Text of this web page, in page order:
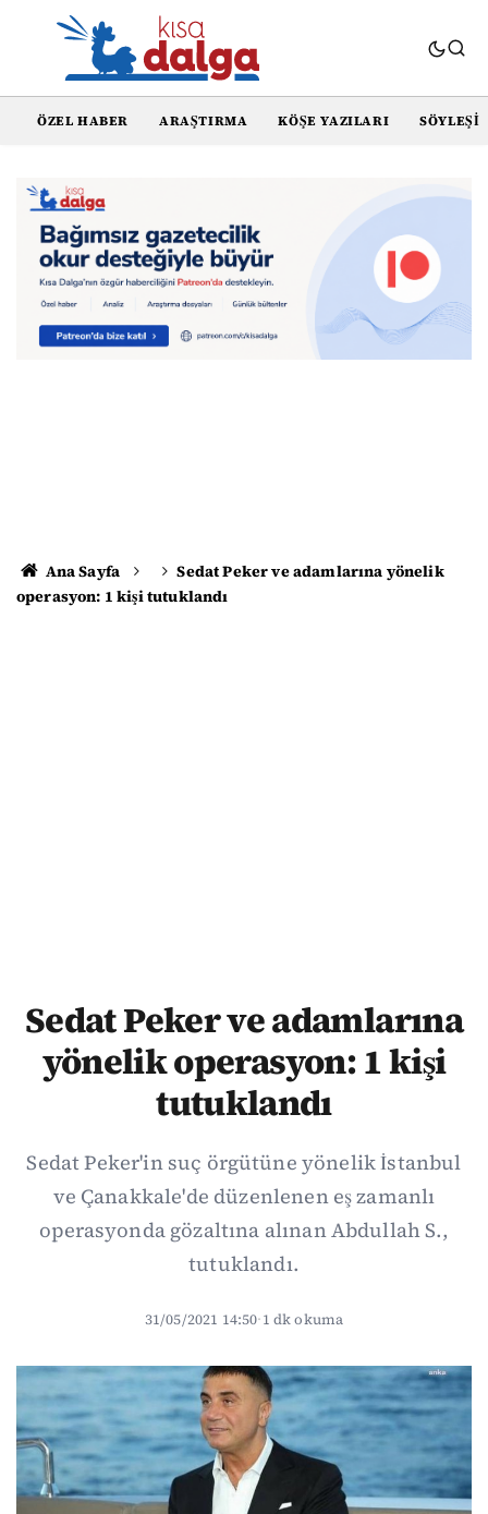
ÖZEL HABER ARAŞTIRMA KÖŞE YAZILARI SÖYLEŞI
Ana Sayfa
Sedat Peker ve adamlarına yönelik
operasyon: 1 kişi tutuklandı
Sedat Peker ve adamlarına
yönelik operasyon: 1 kişi
tutuklandı
Sedat Peker'in suç örgütüne yönelik İstanbul
ve Çanakkale'de düzenlenen eş zamanlı
operasyonda gözaltına alınan Abdullah S.,
tutuklandı.
31/05/2021 14:50·1 dk okuma